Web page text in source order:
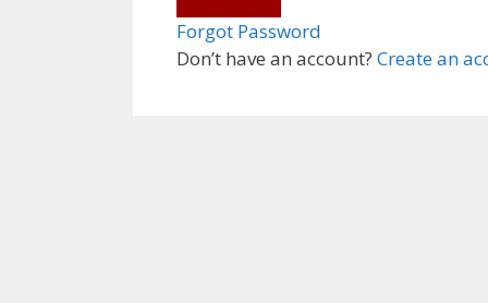
Don’t have an account? Create an
Forgot Password